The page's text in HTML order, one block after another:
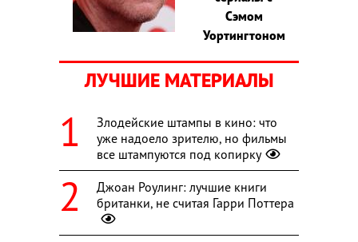
Сэмом
Уортингтоном
ЛУЧШИЕ МАТЕРИАЛЫ
Злодейские штампы в кино: что
уже надоело зрителю, но фильмы
все штампуются под копирку
Джоан Роулинг: лучшие книги
британки, не считая Гарри Поттера